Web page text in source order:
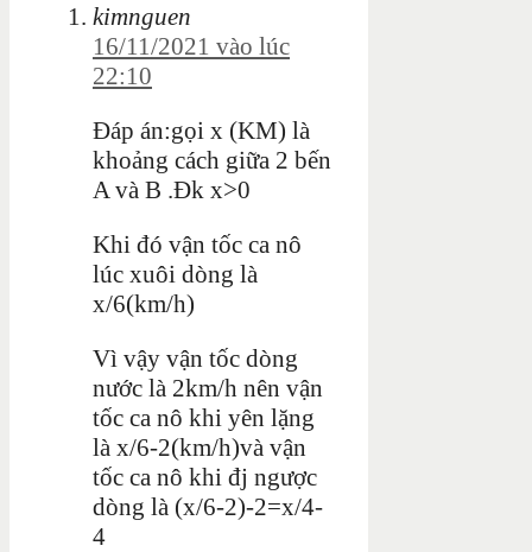
kimnguen
16/11/2021 vào lúc
22:10
Đáp án:gọi x (KM) là
khoảng cách giữa 2 bến
A và B .Đk x>0
Khi đó vận tốc ca nô
lúc xuôi dòng là
x/6(km/h)
Vì vậy vận tốc dòng
nước là 2km/h nên vận
tốc ca nô khi yên lặng
là x/6-2(km/h)và vận
tốc ca nô khi đj ngược
dòng là (x/6-2)-2=x/4-
4